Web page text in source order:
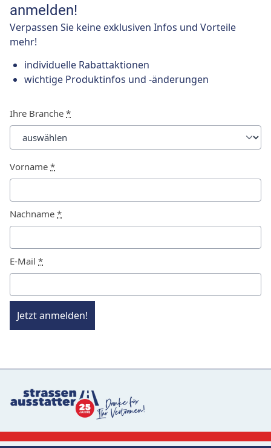
anmelden!
Verpassen Sie keine exklusiven Infos und Vorteile
mehr!
individuelle Rabattaktionen
wichtige Produktinfos und -änderungen
Ihre Branche *
Vorname *
Nachname *
E-Mail *
Jetzt anmelden!